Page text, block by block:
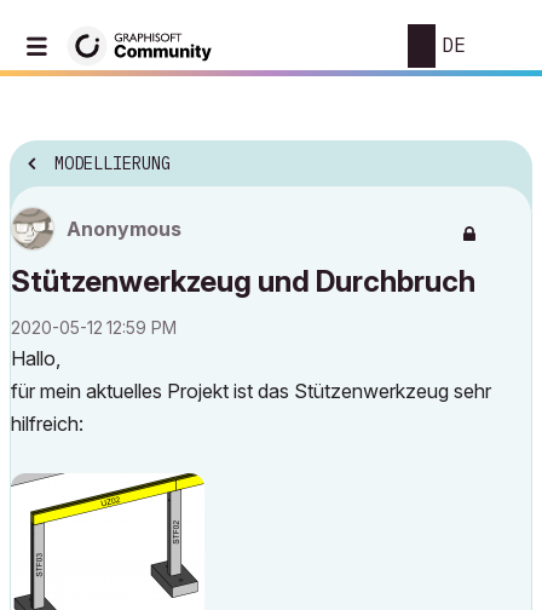
DE
MODELLIERUNG
Anonymous
Stützenwerkzeug und Durchbruch
‎2020-05-12 12:59 PM
Hallo,
für mein aktuelles Projekt ist das Stützenwerkzeug sehr
hilfreich: